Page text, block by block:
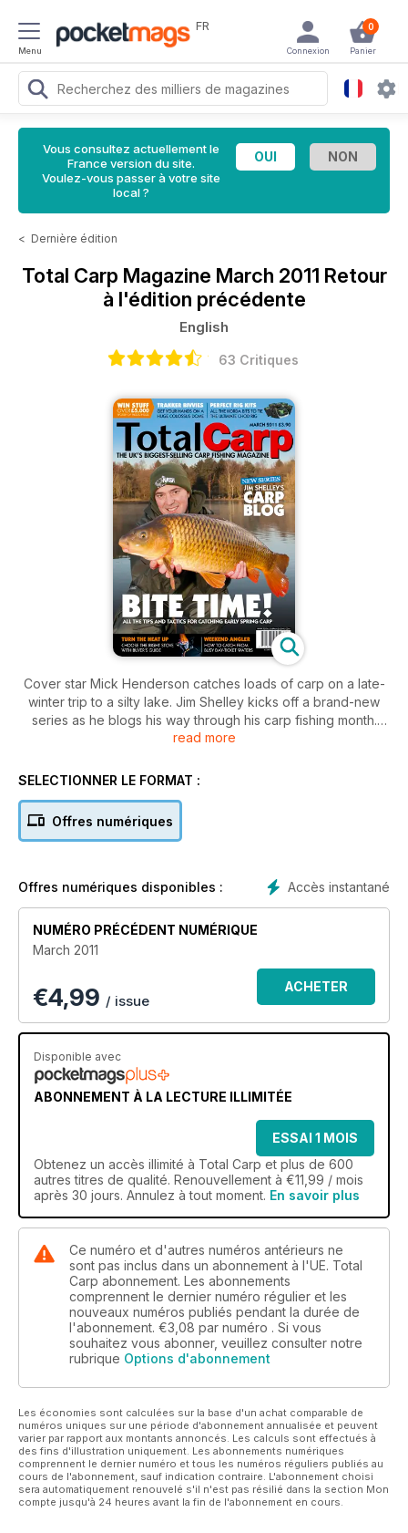
Menu
FR 0
Panier
Connexion
Vous consultez actuellement le
France version du site.
Voulez-vous passer à votre site
local ?
< Dernière édition
Total Carp Magazine March 2011 Retour
à l'édition précédente
English
63 Critiques
Cover star Mick Henderson catches loads of carp on a late-
winter trip to a silty lake. Jim Shelley kicks off a brand-new
series as he blogs his way through his carp fishing month.
Plus? Tony Smeets begins a new series tackling pressured
and get some bites.
read more
SELECTIONNER LE FORMAT :
Offres numériques
Accès instantané
Offres numériques disponibles :
NUMÉRO PRÉCÉDENT NUMÉRIQUE
March 2011
€4,99 / issue
ACHETER
Disponible avec
ABONNEMENT À LA LECTURE ILLIMITÉE
ESSAI 1 MOIS
Obtenez un accès illimité à Total Carp et plus de 600
autres titres de qualité. Renouvellement à €11,99 / mois
après 30 jours. Annulez à tout moment. En savoir plus
Ce numéro et d'autres numéros antérieurs ne
sont pas inclus dans un abonnement à l'UE. Total
Carp abonnement. Les abonnements
comprennent le dernier numéro régulier et les
nouveaux numéros publiés pendant la durée de
l'abonnement. €3,08 par numéro . Si vous
souhaitez vous abonner, veuillez consulter notre
rubrique Options d'abonnement
Les économies sont calculées sur la base d'un achat comparable de
numéros uniques sur une période d'abonnement annualisée et peuvent
varier par rapport aux montants annoncés. Les calculs sont effectués à
des fins d'illustration uniquement. Les abonnements numériques
comprennent le dernier numéro et tous les numéros réguliers publiés au
cours de l'abonnement, sauf indication contraire. L'abonnement choisi
sera automatiquement renouvelé s'il n'est pas résilié dans la section Mon
compte jusqu'à 24 heures avant la fin de l'abonnement en cours.